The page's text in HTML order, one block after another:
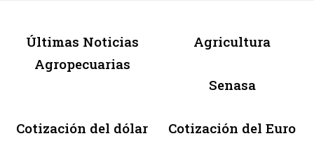
Últimas Noticias
Agropecuarias
Agricultura
Senasa
Cotización del dólar Cotización del Euro